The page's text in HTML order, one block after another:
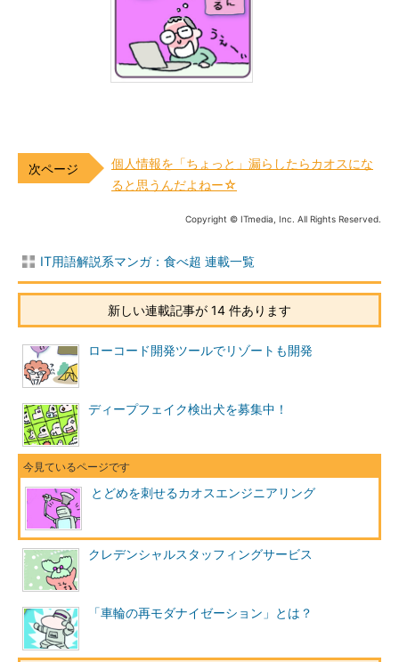
個人情報を「ちょっと」漏らしたらカオスにな
ると思うんだよねー☆
Copyright © ITmedia, Inc. All Rights Reserved.
IT用語解説系マンガ：食べ超 連載一覧
新しい連載記事が 14 件あります
ローコード開発ツールでリゾートも開発
ディープフェイク検出犬を募集中！
とどめを刺せるカオスエンジニアリング
クレデンシャルスタッフィングサービス
「車輪の再モダナイゼーション」とは？